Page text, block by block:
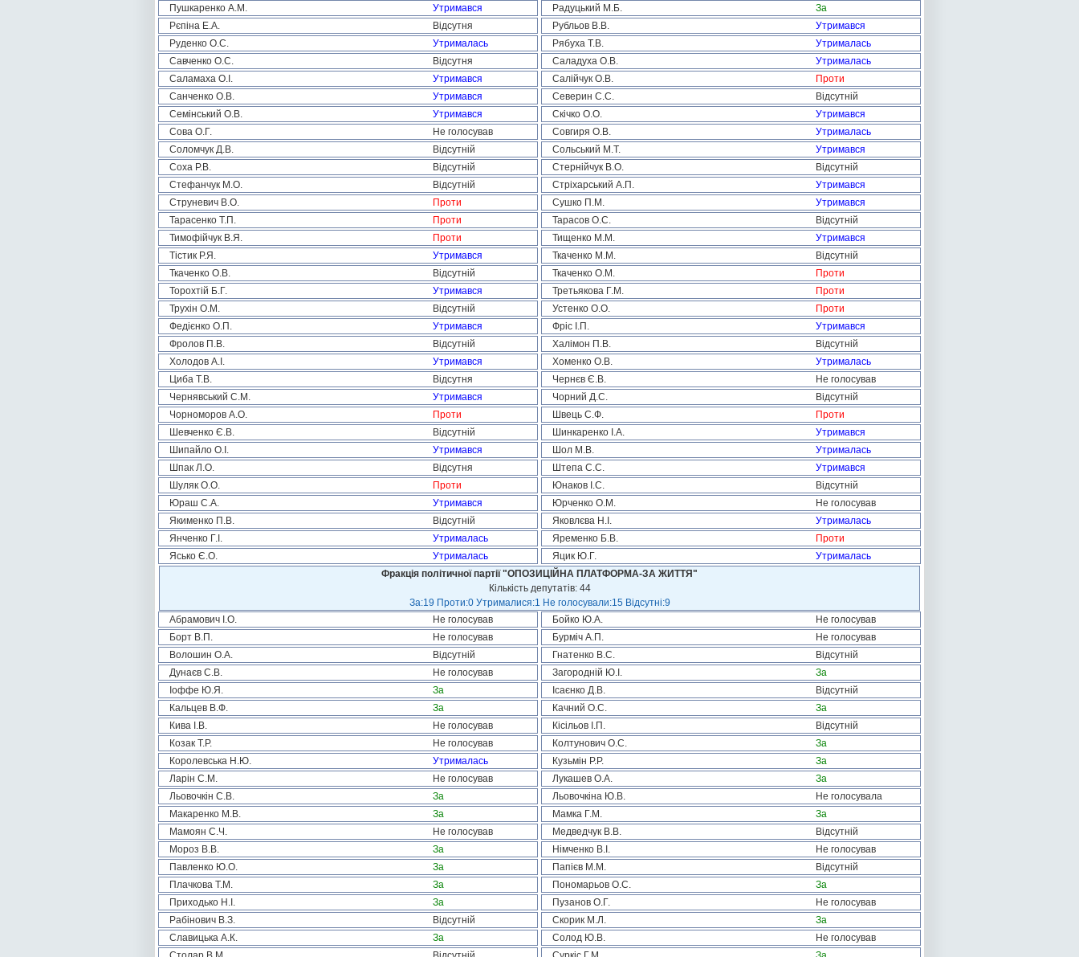
Пушкаренко А.М.
Утримався Радуцький М.Б.
За
Рєпіна Е.А.
Відсутня Рубльов В.В.
Утримався
Руденко О.С.
Утрималась Рябуха Т.В.
Утрималась
Савченко О.С.
Відсутня Саладуха О.В.
Утрималась
Саламаха О.І.
Утримався Салійчук О.В.
Проти
Санченко О.В.
Утримався Северин С.С.
Відсутній
Семінський О.В.
Утримався Скічко О.О.
Утримався
Сова О.Г.
Не голосував Совгиря О.В.
Утрималась
Соломчук Д.В.
Відсутній Сольський М.Т.
Утримався
Соха Р.В.
Відсутній Стернійчук В.О.
Відсутній
Стефанчук М.О.
Відсутній Стріхарський А.П.
Утримався
Струневич В.О.
Проти Сушко П.М.
Утримався
Тарасенко Т.П.
Проти Тарасов О.С.
Відсутній
Тимофійчук В.Я.
Проти Тищенко М.М.
Утримався
Тістик Р.Я.
Утримався Ткаченко М.М.
Відсутній
Ткаченко О.В.
Відсутній Ткаченко О.М.
Проти
Торохтій Б.Г.
Утримався Третьякова Г.М.
Проти
Трухін О.М.
Відсутній Устенко О.О.
Проти
Федієнко О.П.
Утримався Фріс І.П.
Утримався
Фролов П.В.
Відсутній Халімон П.В.
Відсутній
Холодов А.І.
Утримався Хоменко О.В.
Утрималась
Циба Т.В.
Відсутня Чернєв Є.В.
Не голосував
Чернявський С.М.
Утримався Чорний Д.С.
Відсутній
Чорноморов А.О.
Проти Швець С.Ф.
Проти
Шевченко Є.В.
Відсутній Шинкаренко І.А.
Утримався
Шипайло О.І.
Утримався Шол М.В.
Утрималась
Шпак Л.О.
Відсутня Штепа С.С.
Утримався
Шуляк О.О.
Проти Юнаков І.С.
Відсутній
Юраш С.А.
Утримався Юрченко О.М.
Не голосував
Якименко П.В.
Відсутній Яковлєва Н.І.
Утрималась
Янченко Г.І.
Утрималась Яременко Б.В.
Проти
Ясько Є.О.
Утрималась Яцик Ю.Г.
Утрималась
Фракція політичної партії "ОПОЗИЦІЙНА ПЛАТФОРМА-ЗА ЖИТТЯ"
Кількість депутатів: 44
За:19 Проти:0 Утрималися:1 Не голосували:15 Відсутні:9
Абрамович І.О.
Не голосував Бойко Ю.А.
Не голосував
Борт В.П.
Не голосував Бурміч А.П.
Не голосував
Волошин О.А.
Відсутній Гнатенко В.С.
Відсутній
Дунаєв С.В.
Не голосував Загородній Ю.І.
За
Іоффе Ю.Я.
За Ісаєнко Д.В.
Відсутній
Кальцев В.Ф.
За Качний О.С.
За
Кива І.В.
Не голосував Кісільов І.П.
Відсутній
Козак Т.Р.
Не голосував Колтунович О.С.
За
Королевська Н.Ю.
Утрималась Кузьмін Р.Р.
За
Ларін С.М.
Не голосував Лукашев О.А.
За
Льовочкін С.В.
За Льовочкіна Ю.В.
Не голосувала
Макаренко М.В.
За Мамка Г.М.
За
Мамоян С.Ч.
Не голосував Медведчук В.В.
Відсутній
Мороз В.В.
За Німченко В.І.
Не голосував
Павленко Ю.О.
За Папієв М.М.
Відсутній
Плачкова Т.М.
За Пономарьов О.С.
За
Приходько Н.І.
За Пузанов О.Г.
Не голосував
Рабінович В.З.
Відсутній Скорик М.Л.
За
Славицька А.К.
За Солод Ю.В.
Не голосував